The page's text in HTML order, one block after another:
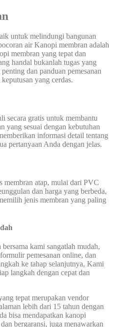
untuk melindungi bangunan
air Kanopi membran adalah
membran yang tepat dan
handal bukanlah tugas yang
dan panduan pemesanan
yang cerdas.
secara gratis untuk membantu
yang sesuai dengan kebutuhan
informasi detail tentang
pertanyaan Anda dengan jelas.
membran atap, mulai dari PVC
dan harga yang berbeda,
jenis membran yang paling
bersama kami sangatlah mudah,
pemesanan online, dan
ke tahap selanjutnya, Kami
langkah dengan cepat dan
tepat merupakan vendor
lebih dari 15 tahun dengan
bisa mendapatkan kanopi
bergaransi, juga menawarkan